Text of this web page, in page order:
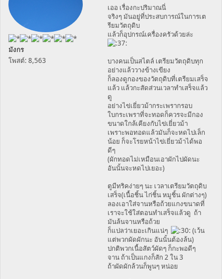
มังกร
โพสต์: 8,563
เออ เรื่องกะปริมาณนี่
จริงๆ มันอยู่ที่ประสบการณ์ในการเต
รียมวัตถุดิบ
แล้วก็อุปกรณ์เครื่องครัวด้วยล่ะ
บางคนเป็นสไตล์ เตรียมวัตถุดิบทุก
อย่างแล้ววางข้างเขียง
ก็ลองดูกองของวัตถุดิบที่เตรียมเสร็จ
แล้ว แล้วกะสัดส่วนเวลาทำเสร็จแล้ว
ดู
อย่างไข่เยี่ยวม้ากระเพรากรอบ
ใบกระเพราที่จะทอดก็ควรจะมีกอง
ขนาดใกล้เคียงกับไข่เยี่ยวม้า
เพราะพอทอดแล้วมันก็จะหดไปเล็ก
น้อย ก็จะโรยหน้าไข่เยี่ยวม้าได้พอ
ดีๆ
(ผักทอดไม่เหมือนเอาผักไปผัดนะ
อันนั้นจะหดไปเยอะ)
ตูมีทริคง่ายๆ นะ เวลาเตรียมวัตถุดิบ
เสร็จ(เนื้อชิ้น ไก่ชิ้น หมูชิ้น ผักต่างๆ)
ลองเอาใส่จานหรือถ้วยแกงขนาดที่
เราจะใช้ใส่ตอนทำเสร็จแล้วดู ถ้า
มันล้นจานหรือถ้วย
ก็แปลว่าเยอะเกินแน่ๆ
(เว้น
แต่พวกผัดผักนะ อันนั้นต้องล้น)
ปกติพวกเนื้อสัตว์ผัดๆ ก็กะพอดีๆ
จาน ถ้าเป็นแกงก็สัก 2 ใน 3
ถ้าผัดผักล้วนก็พูนๆ หน่อย